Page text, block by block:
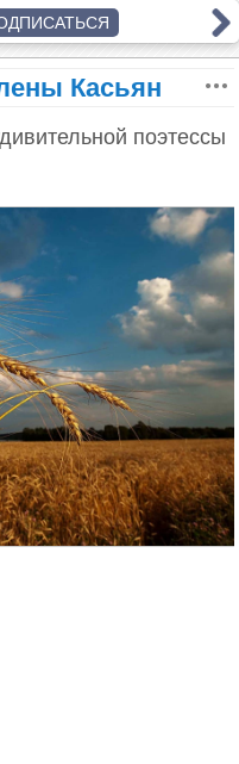
Касьян
поэтессы